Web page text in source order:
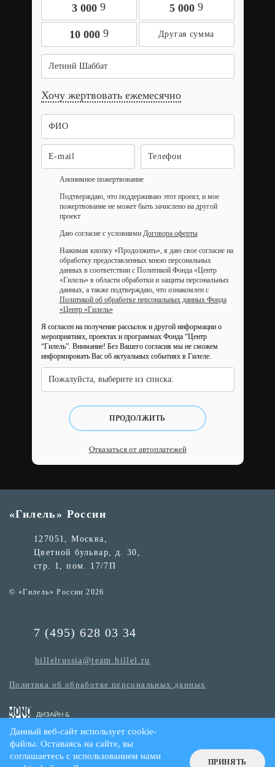
3 000 9 5 000 9
10 000 9
Летний Шаббат
Хочу жертвовать ежемесячно
Анонимное пожертвование
Подтверждаю, что поддерживаю этот проект, и мое
пожертвование не может быть зачислено на другой
проект
Даю согласие с условиями Договора оферты
Нажимая кнопку «Продолжить», я даю свое согласие на
обработку предоставленных мною персональных
данных в соответствии с Политикой Фонда «Центр
«Гилель» в области обработки и защиты персональных
данных, а также подтверждаю, что ознакомлен с
Политикой об обработке персональных данных Фонда
«Центр «Гилель»
Я согласен на получение рассылок и другой информации о
мероприятиях, проектах и программах Фонда “Центр
“Гилель”. Внимание! Без Вашего согласия мы не сможем
информировать Вас об актуальных событиях в Гилеле.
Пожалуйста, выберите из списка:
ПРОДОЛЖИТЬ
Отказаться от автоплатежей
«Гилель» России
127051, Москва,
Цветной бульвар, д. 30,
стр. 1, пом. 17/7П
© «Гилель» России 2026
7 (495) 628 03 34
hillelrussia@team.hillel.ru
Политика об обработке персональных данных
Данный веб-сайт использует cookie-
файлы. Оставаясь на сайте, вы
соглашаетесь с использованием нами
ПРИНЯТЬ